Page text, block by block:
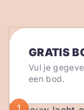
GRATIS
Vul je
een bod.